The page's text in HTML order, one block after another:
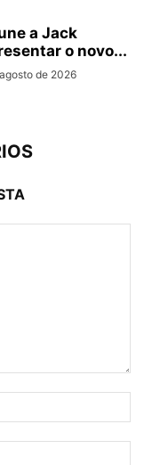
a Jack
o novo...
de 2026